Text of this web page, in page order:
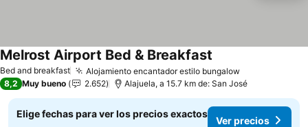
Bed and breakfast Alojamiento encantador estilo bungalow
Melrost Airport Bed & Breakfast
8,2 Muy bueno 2.652 Alajuela, a 15.7 km de: San José
Elige fechas para ver los precios exactos
Ver precios